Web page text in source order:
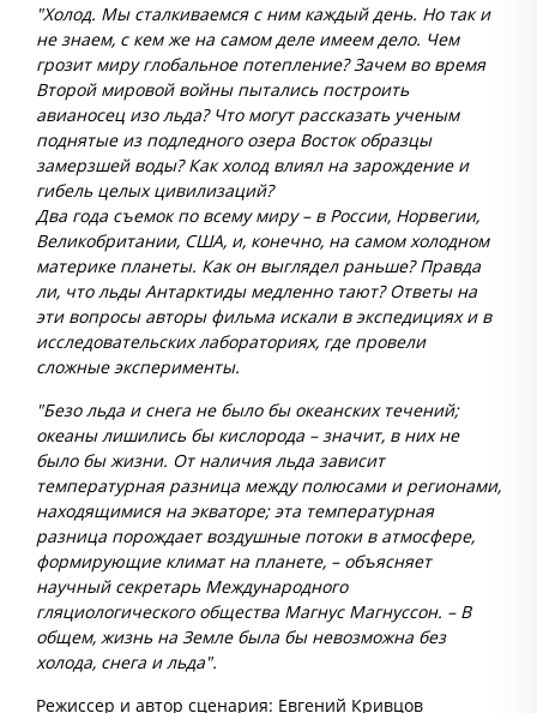
"Холод. Мы сталкиваемся с ним каждый день. Но так и
не знаем, с кем же на самом деле имеем дело. Чем
грозит миру глобальное потепление? Зачем во время
Второй мировой войны пытались построить
авианосец изо льда? Что могут рассказать ученым
поднятые из подледного озера Восток образцы
замерзшей воды? Как холод влиял на зарождение и
гибель целых цивилизаций?
Два года съемок по всему миру – в России, Норвегии,
Великобритании, США, и, конечно, на самом холодном
материке планеты. Как он выглядел раньше? Правда
ли, что льды Антарктиды медленно тают? Ответы на
эти вопросы авторы фильма искали в экспедициях и в
исследовательских лабораториях, где провели
сложные эксперименты.
"Безо льда и снега не было бы океанских течений;
океаны лишились бы кислорода – значит, в них не
было бы жизни. От наличия льда зависит
температурная разница между полюсами и регионами,
находящимися на экваторе; эта температурная
разница порождает воздушные потоки в атмосфере,
формирующие климат на планете, – объясняет
научный секретарь Международного
гляциологического общества Магнус Магнуссон. – В
общем, жизнь на Земле была бы невозможна без
холода, снега и льда".
Режиссер и автор сценария: Евгений Кривцов